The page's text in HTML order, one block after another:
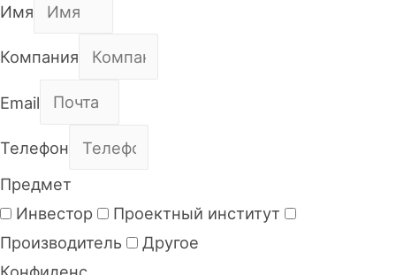
Имя
Компания
Email
Телефон
Предмет
Инвестор
Проектный институт
Производитель
Другое